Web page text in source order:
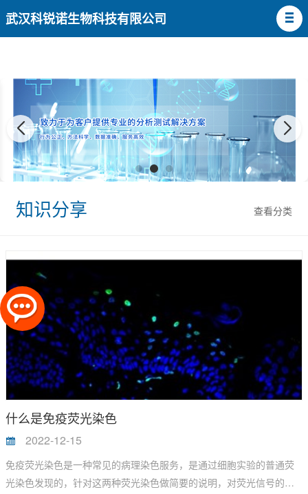
武汉科锐诺生物科技有限公司
查看分类
知识分享
什么是免疫荧光染色
2022-12-15
免疫荧光染色是一种常见的病理染色服务，是通过细胞实验的普通荧
光染色发现的，针对这两种荧光染色做简要的说明，对荧光信号的检